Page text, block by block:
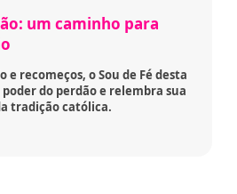
um caminho para
recomeços, o Sou de Fé desta
do perdão e relembra sua
tradição católica.